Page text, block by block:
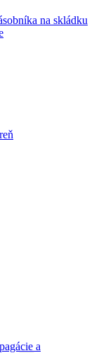
na skládku
a